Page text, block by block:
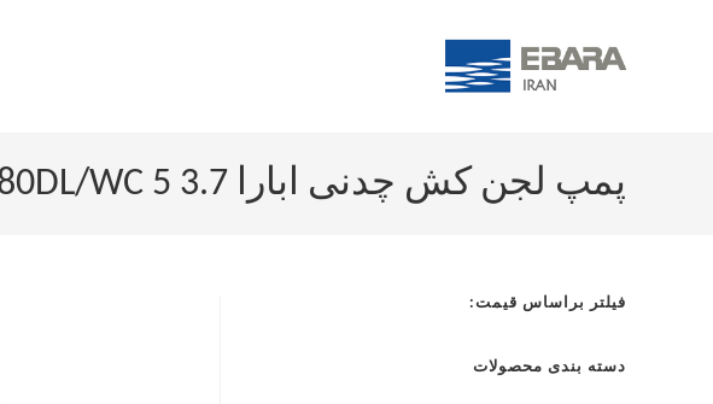
پمپ لجن کش چدنی ابارا 80DL/WC 5 3.7 خردکن
فیلتر براساس قیمت:
دسته بندی محصولات